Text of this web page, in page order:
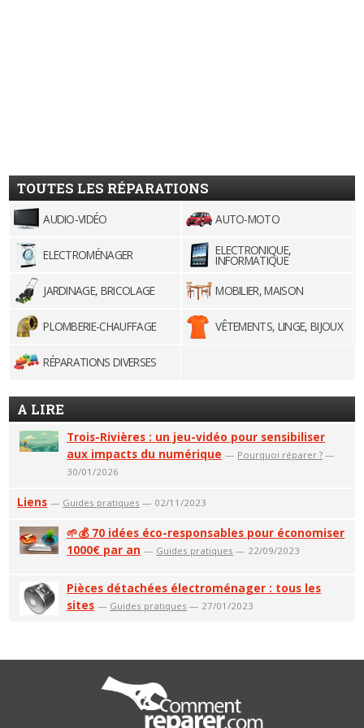
TOUTES LES RÉPARATIONS
AUDIO-VIDÉO AUTO-MOTO
ELECTROMÉNAGER ELECTRONIQUE,
INFORMATIQUE
JARDINAGE, BRICOLAGE
MOBILIER, MAISON
PLOMBERIE-CHAUFFAGE VÊTEMENTS, LINGE, BIJOUX
RÉPARATIONS DIVERSES
A LIRE
Trois-Rivières : un jeu-vidéo pour sensibiliser
aux impacts du numérique — Pourquoi réparer ? —
30/01/2026
Liens — Guides pratiques — 02/11/2023
🌱💰 70 idées éco-responsables pour économiser
1000€ par an — Guides pratiques — 22/09/2023
Pièces détachées électroménager : tous les
sites — Guides pratiques — 27/01/2023